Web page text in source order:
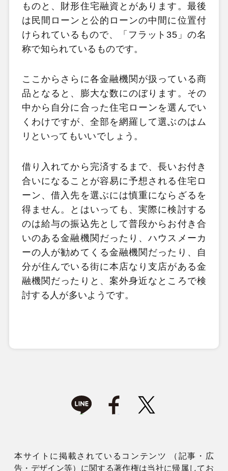
ものと、財形住宅融資とがあります。最後
は民間ローンと公的ローンの中間に位置付
けられているもので、「フラット35」の名
称で知られているものです。
ここからさらに各金融機関が扱っている商
品となると、膨大な数にのぼります。その
中から自分に合った住宅ローンを選んでい
くわけですが、全部を網羅して選ぶのはム
リといってもいいでしょう。
借り入れてから完済するまで、長いお付き
合いになることが容易に予想される住宅ロ
ーン、借入先を選ぶには慎重にならざるを
得ません。とはいっても、実際に検討する
のは給与の振込先として普段からお付き合
いのある金融機関だったり、ハウスメーカ
ーの人が勧めてくる金融機関だったり、自
分が住んでいる街に本店なり支店がある金
融機関だったりと、案外身近なところで検
討する人が多いようです。
本サイトに掲載されているコンテンツ （記事・広
告・デザイン等）に関する著作権は当社に帰属してお